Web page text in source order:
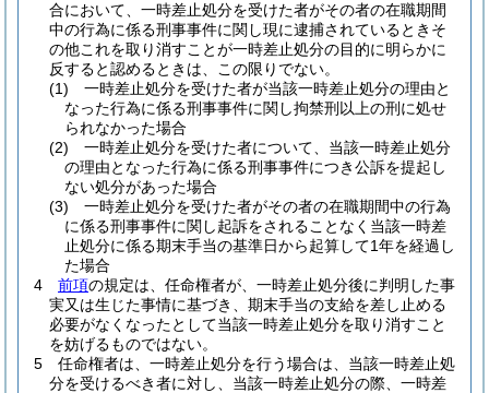
合において、一時差止処分を受けた者がその者の在職期間
中の行為に係る刑事事件に関し現に逮捕されているときそ
の他これを取り消すことが一時差止処分の目的に明らかに
反すると認めるときは、この限りでない。
(1)
一時差止処分を受けた者が当該一時差止処分の理由と
なった行為に係る刑事事件に関し拘禁刑以上の刑に処せ
られなかった場合
(2)
一時差止処分を受けた者について、当該一時差止処分
の理由となった行為に係る刑事事件につき公訴を提起し
ない処分があった場合
(3)
一時差止処分を受けた者がその者の在職期間中の行為
に係る刑事事件に関し起訴をされることなく当該一時差
止処分に係る期末手当の基準日から起算して1年を経過し
た場合
4
前項の規定は、任命権者が、一時差止処分後に判明した事
実又は生じた事情に基づき、期末手当の支給を差し止める
必要がなくなったとして当該一時差止処分を取り消すこと
を妨げるものではない。
5
任命権者は、一時差止処分を行う場合は、当該一時差止処
分を受けるべき者に対し、当該一時差止処分の際、一時差